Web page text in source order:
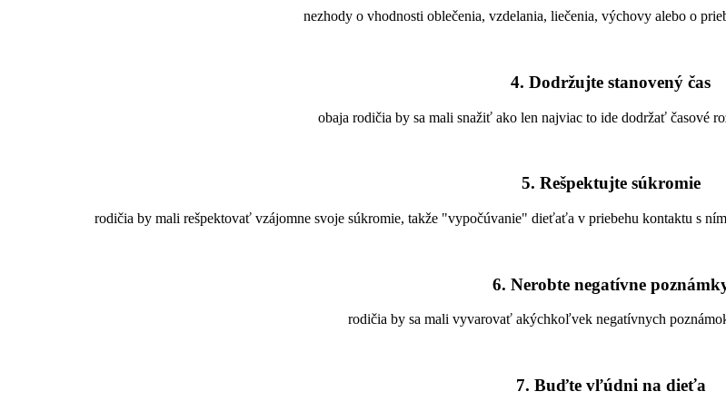
nezhody o vhodnosti oblečenia, vzdelania, liečenia, výchovy alebo o
4. Dodržujte stanovený čas
obaja rodičia by sa mali snažiť ako len najviac to ide dodržať časové
5. Rešpektujte súkromie
rodičia by mali rešpektovať vzájomne svoje súkromie, takže "vypočúvanie" dieťaťa v priebehu kontaktu s
6. Nerobte negatívne
rodičia by sa mali vyvarovať akýchkoľvek negatívnych
7. Buďte vľúdni na dieťa